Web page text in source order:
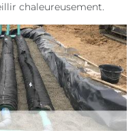
chaleureusement.